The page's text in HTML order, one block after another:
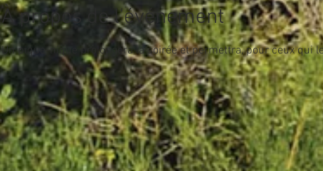
À propos de l'événement
Un pique-nique prolongera la soirée et permettra, pour ceux qui